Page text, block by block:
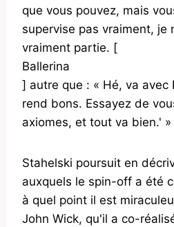
que vous pouvez, mais
supervise pas vraiment, je
vraiment partie. [
Ballerina
] autre que : « Hé, va avec
rend bons. Essayez de
axiomes, et tout va bien.' »
Stahelski poursuit en
auxquels le spin-off a été
à quel point il est
John Wick, qu'il a co-